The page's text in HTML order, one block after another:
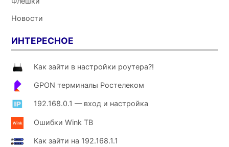
Новости
ИНТЕРЕСНОЕ
Как зайти в настройки роутера?!
GPON терминалы Ростелеком
192.168.0.1 — вход и настройка
Ошибки Wink ТВ
Как зайти на 192.168.1.1